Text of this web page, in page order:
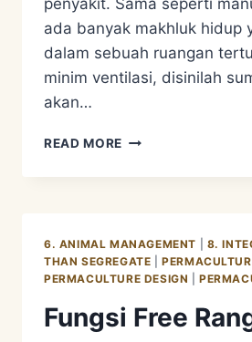
ada banyak makhluk hidup
dalam sebuah ruangan
minim ventilasi, disinilah
akan…
READ MORE UNGGAS
RANGE
6. ANIMAL MANAGEMENT
8.
THAN SEGREGATE |
PERMACULTURE DESIGN |
Fungsi Free